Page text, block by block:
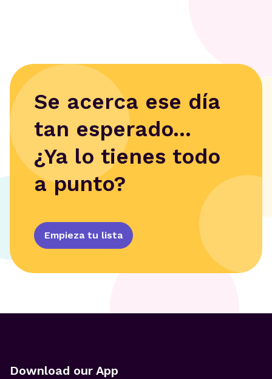
Se acerca ese día
tan esperado...
¿Ya lo tienes todo
a punto?
Empieza tu lista
Download our App